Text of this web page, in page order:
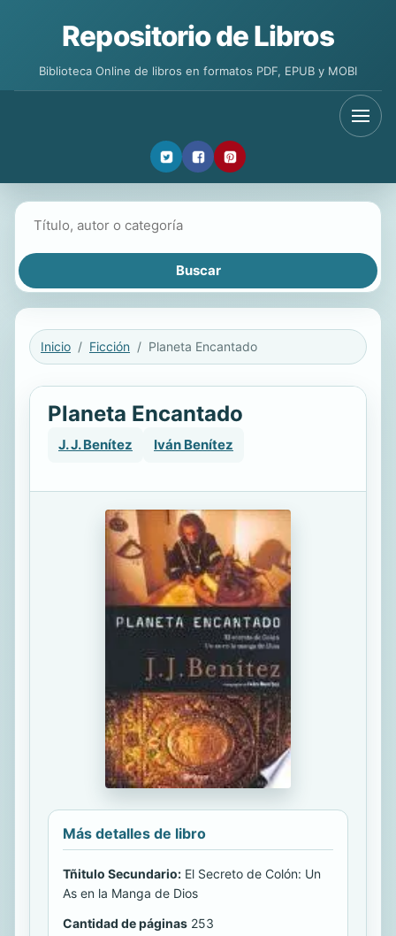
Repositorio de Libros
Biblioteca Online de libros en formatos PDF, EPUB y MOBI
Inicio Ficción Planeta Encantado
Planeta Encantado
J. J. Benítez Iván Benítez
Más detalles de libro
Tñitulo Secundario: El Secreto de Colón: Un
As en la Manga de Dios
Cantidad de páginas 253